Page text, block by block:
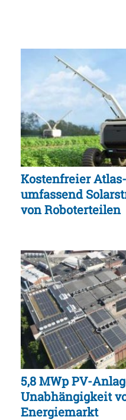
Kostenfreier
umfassend
von Roboterteilen
5,8 MWp PV-
Unabhängigkeit
Energiemarkt